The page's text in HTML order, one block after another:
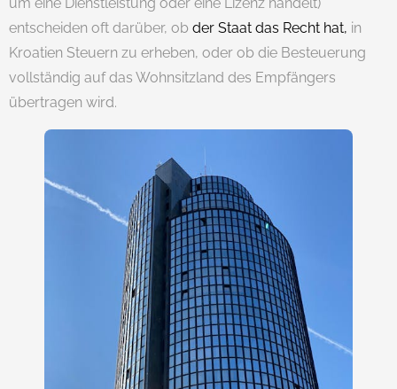
entscheiden oft darüber, ob der Staat das Recht hat, in
Kroatien Steuern zu erheben, oder ob die Besteuerung
vollständig auf das Wohnsitzland des Empfängers
übertragen wird.